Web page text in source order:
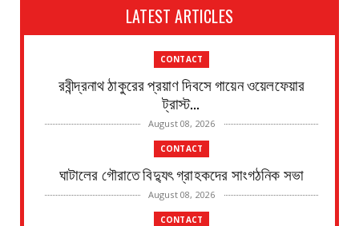
LATEST ARTICLES
CONTACT
রবীন্দ্রনাথ ঠাকুরের প্রয়াণ দিবসে গায়েন ওয়েলফেয়ার
ট্রাস্ট...
August 08, 2026
CONTACT
ঘাটালের গৌরাতে বিদ্যুৎ গ্রাহকদের সাংগঠনিক সভা
August 08, 2026
CONTACT